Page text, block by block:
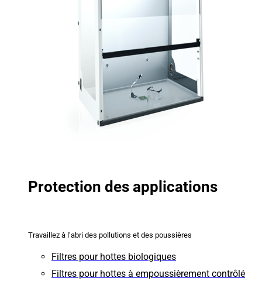
Protection des applications
Travaillez à l’abri des pollutions et des poussières
Filtres pour hottes biologiques
Filtres pour hottes à empoussièrement contrôlé